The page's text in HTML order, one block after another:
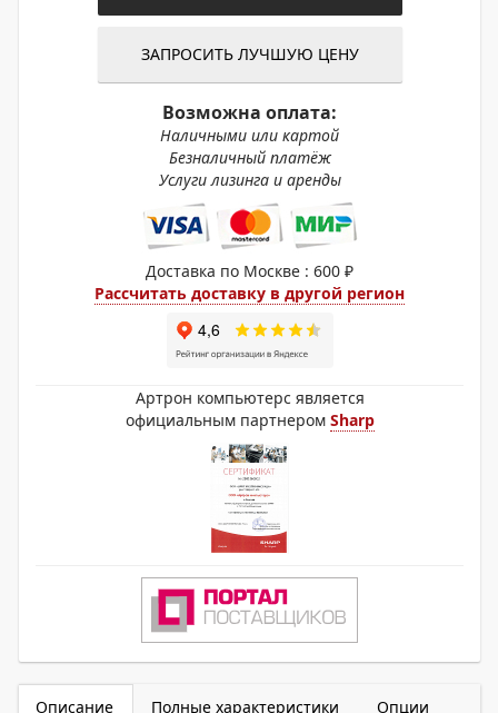
ЗАПРОСИТЬ ЛУЧШУЮ ЦЕНУ
Возможна оплата:
Наличными или картой
Безналичный платёж
Услуги лизинга и аренды
Доставка по Москве : 600 ₽
Рассчитать доставку в другой регион
Артрон компьютерс является
официальным партнером Sharp
Описание Полные характеристики Опции